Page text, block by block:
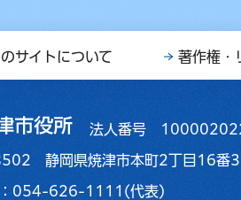
サイトについて 著作権・
所 法人番号
静岡県焼津市本町2丁目16番
：054-626-1111(代表)